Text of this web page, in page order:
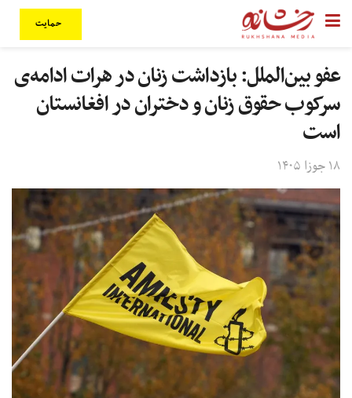
حمایت
عفو بین‌الملل: بازداشت زنان در هرات ادامه‌ی
سرکوب حقوق زنان و دختران در افغانستان
است
۱۸ جوزا ۱۴۰۵